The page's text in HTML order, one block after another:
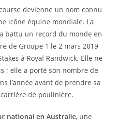
devienne un nom connu
icône équine mondiale. La
battu un record du monde en
de Groupe 1 le 2 mars 2019
à Royal Randwick. Elle ne
; elle a porté son nombre de
l’année avant de prendre sa
de poulinière.
national en Australie, une